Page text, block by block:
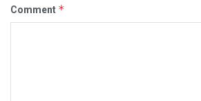
Comment *